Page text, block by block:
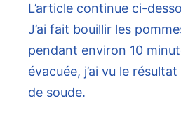
L’article continue ci-
J’ai fait bouillir les
pendant environ 10
évacuée, j’ai vu le
de soude.